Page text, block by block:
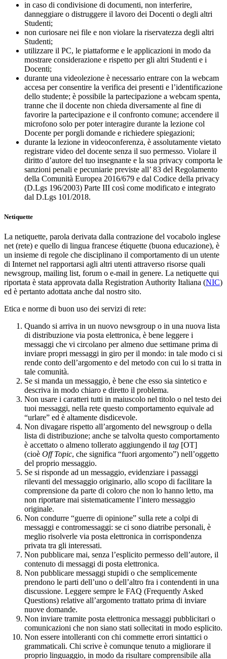
in caso di condivisione di documenti, non interferire,
danneggiare o distruggere il lavoro dei Docenti o degli altri
Studenti;
non curiosare nei file e non violare la riservatezza degli altri
Studenti;
utilizzare il PC, le piattaforme e le applicazioni in modo da
mostrare considerazione e rispetto per gli altri Studenti e i
Docenti;
durante una videolezione è necessario entrare con la webcam
accesa per consentire la verifica dei presenti e l’identificazione
dello studente; è possibile la partecipazione a webcam spenta,
tranne che il docente non chieda diversamente al fine di
favorire la partecipazione e il confronto comune; accendere il
microfono solo per poter interagire durante la lezione col
Docente per porgli domande e richiedere spiegazioni;
durante la lezione in videoconferenza, è assolutamente vietato
registrare video del docente senza il suo permesso. Violare il
diritto d’autore del tuo insegnante e la sua privacy comporta le
sanzioni penali e pecuniarie previste all’ 83 del Regolamento
della Comunità Europea 2016/679 e dal Codice della privacy
(D.Lgs 196/2003) Parte III così come modificato e integrato
dal D.Lgs 101/2018.
Netiquette
La netiquette, parola derivata dalla contrazione del vocabolo inglese
net (rete) e quello di lingua francese étiquette (buona educazione), è
un insieme di regole che disciplinano il comportamento di un utente
di Internet nel rapportarsi agli altri utenti attraverso risorse quali
newsgroup, mailing list, forum o e-mail in genere. La netiquette qui
riportata è stata approvata dalla Registration Authority Italiana (NIC)
ed è pertanto adottata anche dal nostro sito.
Etica e norme di buon uso dei servizi di rete:
Quando si arriva in un nuovo newsgroup o in una nuova lista
di distribuzione via posta elettronica, è bene leggere i
messaggi che vi circolano per almeno due settimane prima di
inviare propri messaggi in giro per il mondo: in tale modo ci si
rende conto dell’argomento e del metodo con cui lo si tratta in
tale comunità.
Se si manda un messaggio, è bene che esso sia sintetico e
descriva in modo chiaro e diretto il problema.
Non usare i caratteri tutti in maiuscolo nel titolo o nel testo dei
tuoi messaggi, nella rete questo comportamento equivale ad
“urlare” ed è altamente disdicevole.
Non divagare rispetto all’argomento del newsgroup o della
lista di distribuzione; anche se talvolta questo comportamento
è accettato o almeno tollerato aggiungendo il tag [OT]
(cioè Off Topic, che significa “fuori argomento”) nell’oggetto
del proprio messaggio.
Se si risponde ad un messaggio, evidenziare i passaggi
rilevanti del messaggio originario, allo scopo di facilitare la
comprensione da parte di coloro che non lo hanno letto, ma
non riportare mai sistematicamente l’intero messaggio
originale.
Non condurre “guerre di opinione” sulla rete a colpi di
messaggi e contromessaggi: se ci sono diatribe personali, è
meglio risolverle via posta elettronica in corrispondenza
privata tra gli interessati.
Non pubblicare mai, senza l’esplicito permesso dell’autore, il
contenuto di messaggi di posta elettronica.
Non pubblicare messaggi stupidi o che semplicemente
prendono le parti dell’uno o dell’altro fra i contendenti in una
discussione. Leggere sempre le FAQ (Frequently Asked
Questions) relative all’argomento trattato prima di inviare
nuove domande.
Non inviare tramite posta elettronica messaggi pubblicitari o
comunicazioni che non siano stati sollecitati in modo esplicito.
Non essere intolleranti con chi commette errori sintattici o
grammaticali. Chi scrive è comunque tenuto a migliorare il
proprio linguaggio, in modo da risultare comprensibile alla